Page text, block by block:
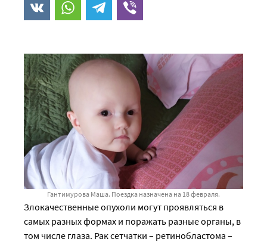
Гантимурова Маша. Поездка назначена на 18 февраля.
Злокачественные опухоли могут проявляться в
самых разных формах и поражать разные органы, в
том числе глаза. Рак сетчатки – ретинобластома –